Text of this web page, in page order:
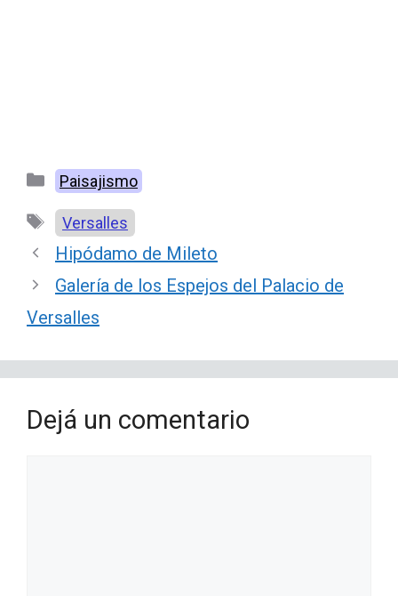
Categorías
Paisajismo
Etiquetas
Versalles
Hipódamo de Mileto
Galería de los Espejos del Palacio de
Versalles
Dejá un comentario